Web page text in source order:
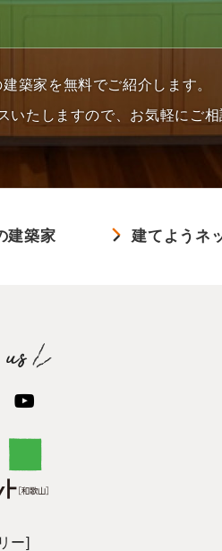
築家を無料でご紹介します。
たしますので、お気軽にご相
建築家 建てようネ
ー]